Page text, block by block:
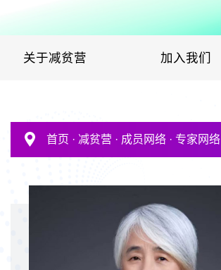
关于减贫营 加入我们
首页 · 减贫营 · 成员网络 · 专家网络